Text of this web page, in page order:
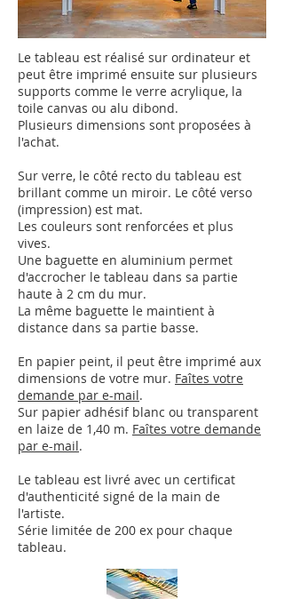
Le tableau est réalisé sur ordinateur et
peut être imprimé ensuite sur plusieurs
supports comme le verre acrylique, la
toile canvas ou alu dibond.
Plusieurs dimensions sont proposées à
l'achat.
Sur verre, le côté recto du tableau est
brillant comme un miroir. Le côté verso
(impression) est mat.
Les couleurs sont renforcées et plus
vives.
Une baguette en aluminium permet
d'accrocher le tableau dans sa partie
haute à 2 cm du mur.
La même baguette le maintient à
distance dans sa partie basse.
En papier peint, il peut être imprimé aux
dimensions de votre mur. Faîtes votre
demande par e-mail.
Sur papier adhésif blanc ou transparent
en laize de 1,40 m. Faîtes votre demande
par e-mail.
Le tableau est livré avec un certificat
d'authenticité signé de la main de
l'artiste.
Série limitée de 200 ex pour chaque
tableau.